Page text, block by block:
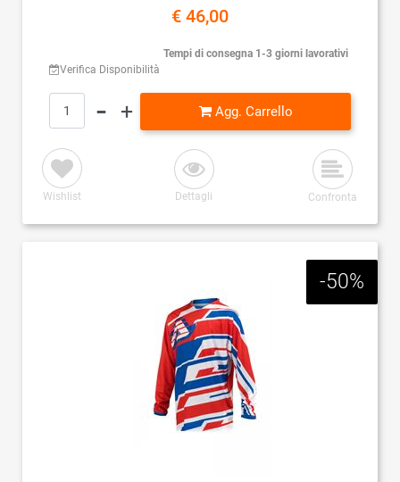
€ 46,00
Verifica Disponibilità
Tempi di consegna 1-3 giorni lavorativi
Quantità
Agg. Carrello
Wishlist Dettagli Confronta
-50%